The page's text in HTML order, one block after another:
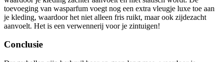
toevoeging van wasparfum voegt nog een extra vleugje luxe toe aan
je kleding, waardoor het niet alleen fris ruikt, maar ook zijdezacht
aanvoelt. Het is een verwennerij voor je zintuigen!
Conclusie